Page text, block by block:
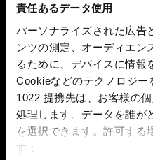
責任あるデータ使用
パーソナライズされた広告
ンツの測定、オーディエン
るために、デバイスに情報
Cookieなどのテクノロジー
1022 提携先は、お客様の
処理します。データを誰が
を選択できます。 許可する
す：
容量制限：12 MB
参照